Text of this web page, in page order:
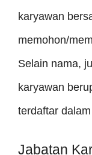
karyawan
memohon/
Selain nama,
karyawan
terdaftar
Jabatan